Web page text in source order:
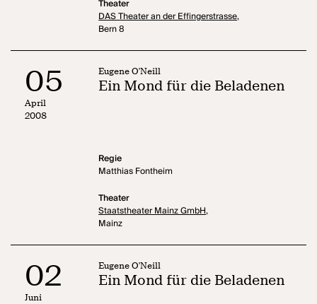
Theater
DAS Theater an der Effingerstrasse,
Bern 8
05
April
2008
Eugene O'Neill
Ein Mond für die Beladenen
Regie
Matthias Fontheim
Theater
Staatstheater Mainz GmbH,
Mainz
02
Juni
Eugene O'Neill
Ein Mond für die Beladenen